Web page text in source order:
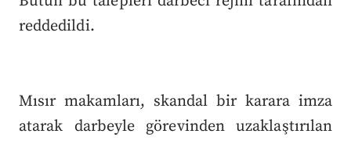
reddedildi.
Mısır makamları, skandal bir karara imza
atarak darbeyle görevinden uzaklaştırılan